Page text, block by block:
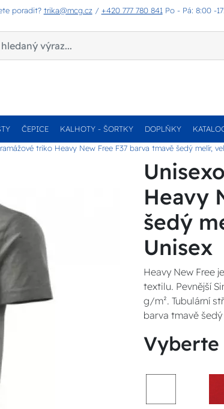
poradit? trika@mcg.cz / +420 777 780 841 Po - Pá: 8:00 -
ČEPICE KALHOTY - ŠORTKY DOPLŇKY
triko Heavy New Free F37 barva tmavě šedý melír,
Heavy
šedý
Unisex
Heavy New Free
textilu. Pevnější
g/m². Tubulární
barva tmavě
Vyberte